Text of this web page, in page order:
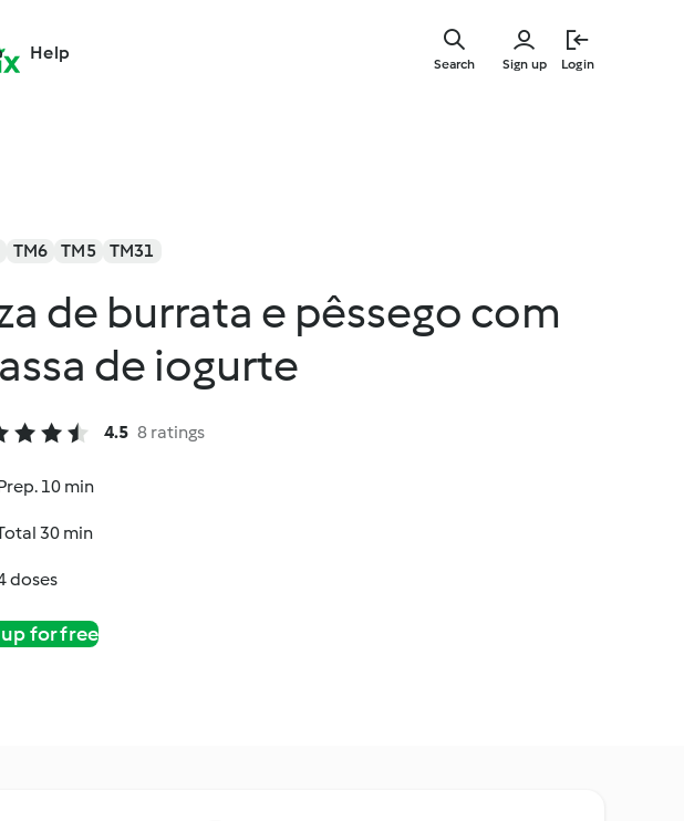
Help
Sign up Login
Search
TM6 TM5 TM31
de burrata e pêssego com
de iogurte
4.5 8 ratings
10 min
30 min
doses
for free